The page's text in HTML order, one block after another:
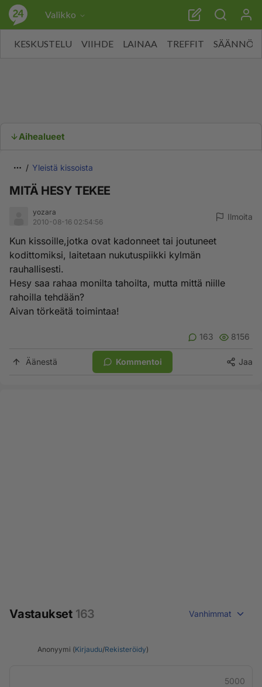
Valikko
KESKUSTELU VIIHDE LAINAA TREFFIT SÄÄNNÖT
Aihealueet
Yleistä kissoista
MITÄ HESY TEKEE
yozara
2010-08-16 02:54:56
Ilmoita
Kun kissoille,jotka ovat kadonneet tai joutuneet
kodittomiksi, laitetaan nukutuspiikki kylmän
rauhallisesti.
Hesy saa rahaa monilta tahoilta, mutta mittä niille
rahoilla tehdään?
Aivan törkeätä toimintaa!
163 8156
Äänestä Kommentoi Jaa
Vastaukset 163 Vanhimmat
Anonyymi (Kirjaudu/Rekisteröidy)
5000